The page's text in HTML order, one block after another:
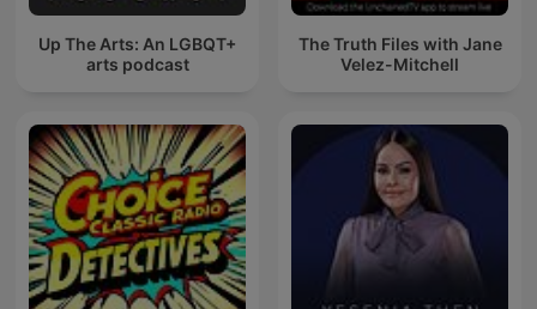
Up The Arts: An LGBQT+
arts podcast
The Truth Files with Jane
Velez-Mitchell